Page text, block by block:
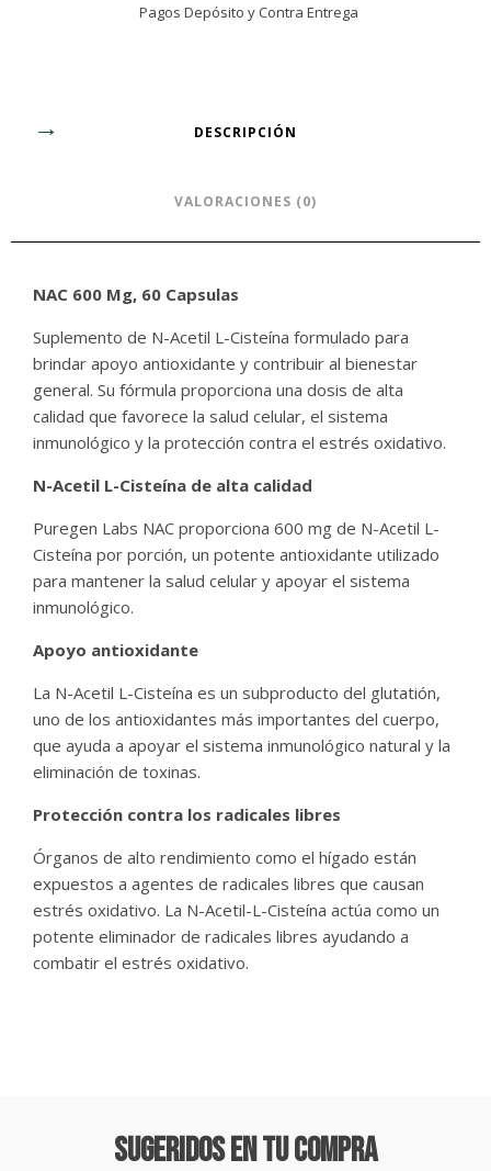
Pagos Depósito y Contra Entrega
DESCRIPCIÓN
VALORACIONES (0)
NAC 600 Mg, 60 Capsulas
Suplemento de N-Acetil L-Cisteína formulado para
brindar apoyo antioxidante y contribuir al bienestar
general. Su fórmula proporciona una dosis de alta
calidad que favorece la salud celular, el sistema
inmunológico y la protección contra el estrés oxidativo.
N-Acetil L-Cisteína de alta calidad
Puregen Labs NAC proporciona 600 mg de N-Acetil L-
Cisteína por porción, un potente antioxidante utilizado
para mantener la salud celular y apoyar el sistema
inmunológico.
Apoyo antioxidante
La N-Acetil L-Cisteína es un subproducto del glutatión,
uno de los antioxidantes más importantes del cuerpo,
que ayuda a apoyar el sistema inmunológico natural y la
eliminación de toxinas.
Protección contra los radicales libres
Órganos de alto rendimiento como el hígado están
expuestos a agentes de radicales libres que causan
estrés oxidativo. La N-Acetil-L-Cisteína actúa como un
potente eliminador de radicales libres ayudando a
combatir el estrés oxidativo.
Sugeridos En Tu Compra